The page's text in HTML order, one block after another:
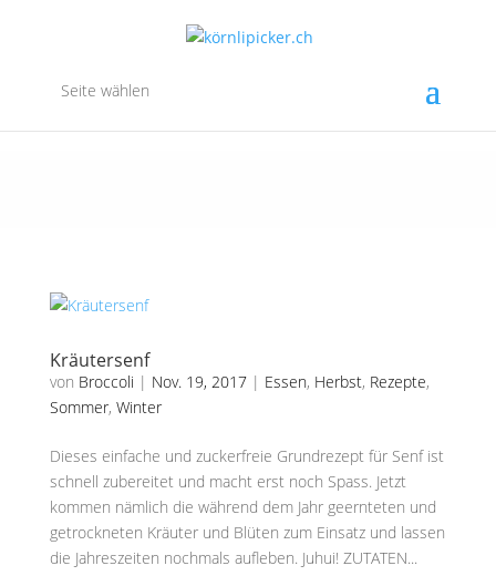
Seite wählen
Kräutersenf
von Broccoli | Nov. 19, 2017| Essen, Herbst, Rezepte,
Sommer, Winter
Dieses einfache und zuckerfreie Grundrezept für Senf ist
schnell zubereitet und macht erst noch Spass. Jetzt
kommen nämlich die während dem Jahr geernteten und
getrockneten Kräuter und Blüten zum Einsatz und lassen
die Jahreszeiten nochmals aufleben. Juhui! ZUTATEN...